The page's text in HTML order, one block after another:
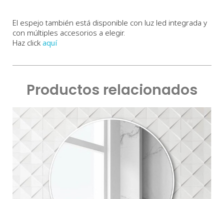
El espejo también está disponible con luz led integrada y
con múltiples accesorios a elegir.
Haz click aquí
Productos relacionados